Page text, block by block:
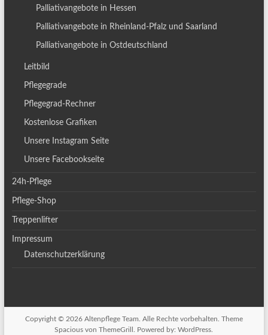
Palliativangebote in Hessen
Palliativangebote in Rheinland-Pfalz und Saarland
Palliativangebote in Ostdeutschland
Leitbild
Pflegegrade
Pflegegrad-Rechner
Kostenlose Grafiken
Unsere Instagram Seite
Unsere Facebookseite
24h-Pflege
Pflege-Shop
Treppenlifter
Impressum
Datenschutzerklärung
Copyright © 2026 Altenpflege Team . Alle Rechte vorbehalten. Theme
Spacious von ThemeGrill. Powered by:WordPress